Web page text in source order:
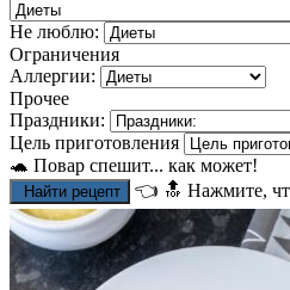
Не люблю:
Ограничения
Аллергии:
Прочее
Праздники:
Цель приготовления
🐢 Повар спешит... как может!
Найти рецепт 👈 🔝 Нажмите,